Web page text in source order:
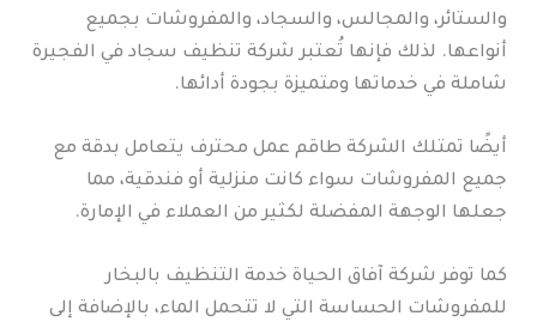
والستائر، والمجالس، والسجاد، والمفروشات بجميع
أنواعها. لذلك فإنها تُعتبر شركة تنظيف سجاد في الفجيرة
شاملة في خدماتها ومتميزة بجودة أدائها.
أيضًا تمتلك الشركة طاقم عمل محترف يتعامل بدقة مع
جميع المفروشات سواء كانت منزلية أو فندقية، مما
جعلها الوجهة المفضلة لكثير من العملاء في الإمارة.
كما توفر شركة آفاق الحياة خدمة التنظيف بالبخار
للمفروشات الحساسة التي لا تتحمل الماء، بالإضافة إلى